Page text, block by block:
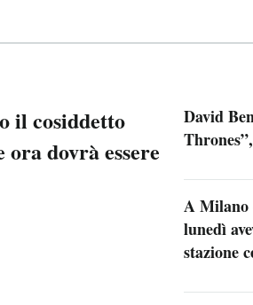
il cosiddetto
dovrà essere
David
A Milano
lunedì
stazione